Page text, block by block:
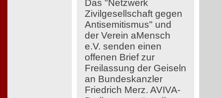
Das "Netzwerk
Zivilgesellschaft gegen
Antisemitismus" und
der Verein aMensch
e.V. senden einen
offenen Brief zur
Freilassung der Geiseln
an Bundeskanzler
Friedrich Merz. AVIVA-